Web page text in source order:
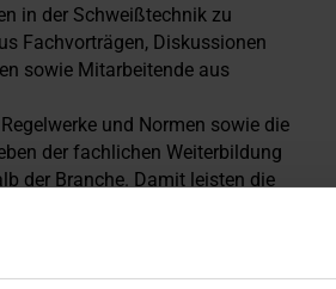
in der Schweißtechnik zu
Fachvorträgen, Diskussionen
sowie Mitarbeitende aus
und Normen sowie die
der fachlichen Weiterbildung
der Branche. Damit leisten die
der Schweißtechnik im